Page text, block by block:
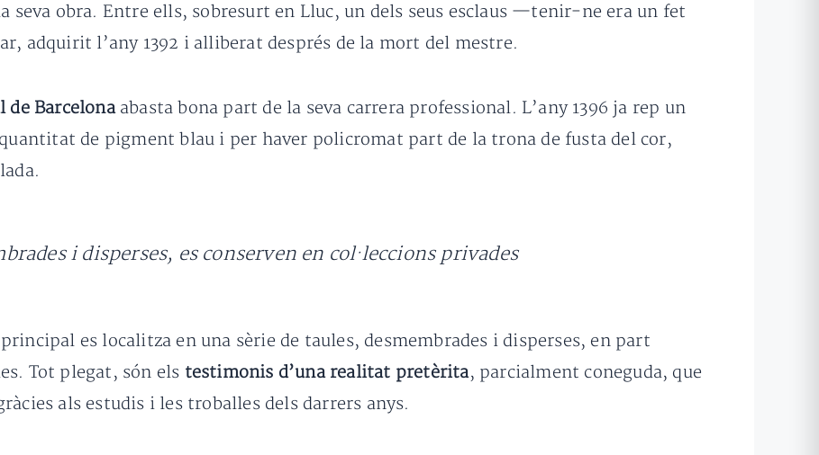
seva obra. Entre ells, sobresurt en Lluc, un dels seus esclaus —tenir-ne era un fet
adquirit l’any 1392 i alliberat després de la mort del mestre.
Barcelonaabasta bona part de la seva carrera professional. L’any 1396 ja rep un
de pigment blau i per haver policromat part de la trona de fusta del cor,
i disperses, es conserven en col·leccions privades
es localitza en una sèrie de taules, desmembrades i disperses, en part
Tot plegat, són els testimonis d’una realitat pretèrita, parcialment coneguda, que
als estudis i les troballes dels darrers anys.